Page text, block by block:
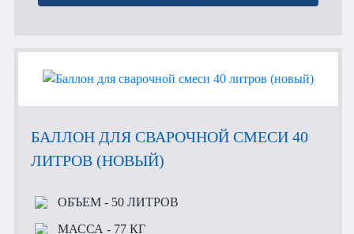
БАЛЛОН ДЛЯ СВАРОЧНОЙ СМЕСИ 40
ЛИТРОВ (НОВЫЙ)
ОБЪЕМ- 50 ЛИТРОВ
МАССА- 77 КГ